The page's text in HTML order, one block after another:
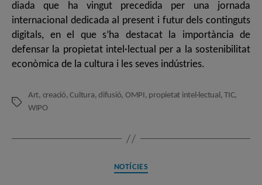
diada que ha vingut precedida per una jornada
internacional dedicada al present i futur dels continguts
digitals, en el que s’ha destacat la importància de
defensar la propietat intel·lectual per a la sostenibilitat
econòmica de la cultura i les seves indústries.
Etiquetes
Art, creació,Cultura,difusió, OMPI, propietat intel·lectual,TIC,
WIPO
Categories
NOTÍCIES